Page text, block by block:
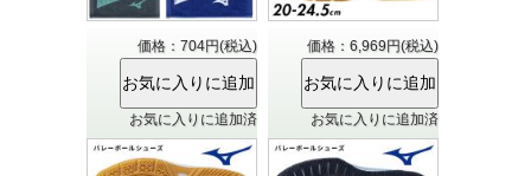
価格：704円(税込)
お気に入りに追加済
価格：6,969円(税込)
お気に入りに追加済